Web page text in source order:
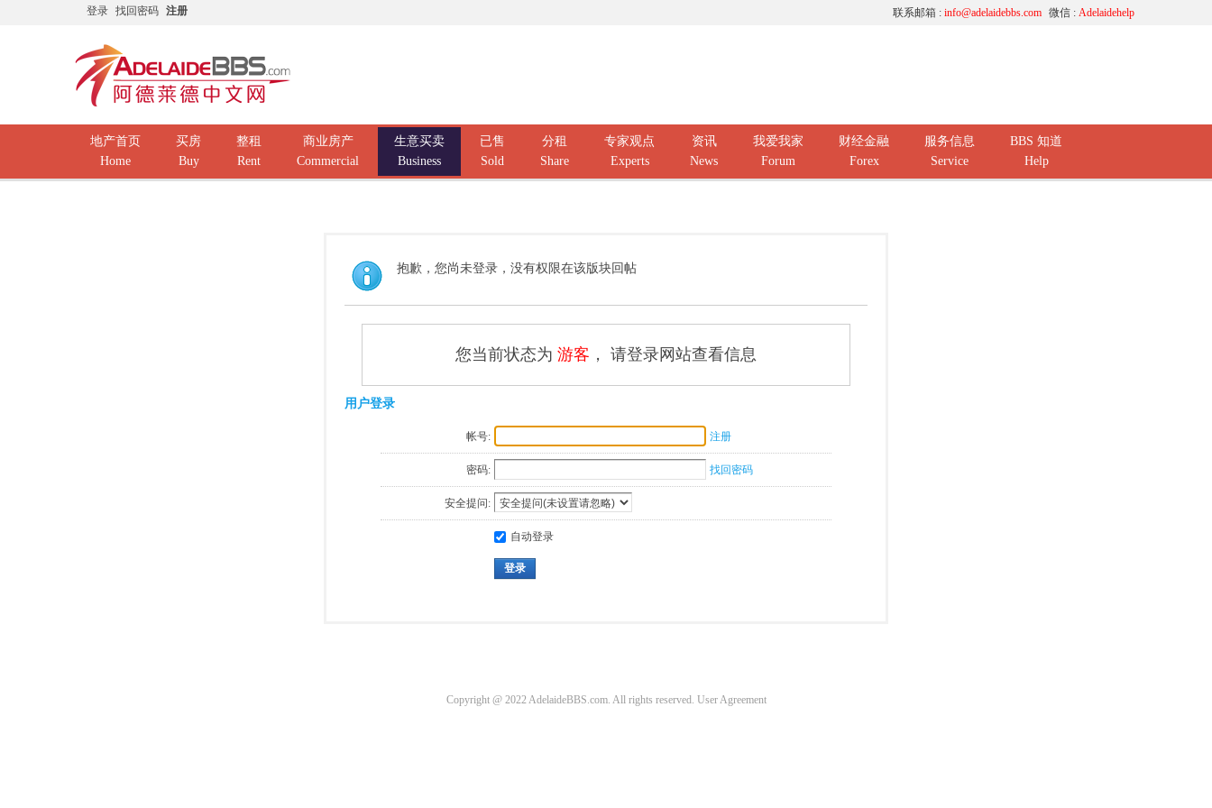
登录 找回密码 注册 微信 : Adelaidehelp
联系邮箱 : info@adelaidebbs.com
地产首页
Home
买房
Buy
整租
Rent
商业房产
Commercial
生意买卖
Business
已售
Sold
分租
Share
专家观点
Experts
资讯
News
我爱我家
Forum
财经金融
Forex
服务信息
Service
BBS 知道
Help
抱歉，您尚未登录，没有权限在该版块回帖
您当前状态为 游客 ， 请登录网站查看信息
用户登录
帐号: 注册
密码: 找回密码
安全提问:
自动登录
登录
Copyright @ 2022 AdelaideBBS.com. All rights reserved. User Agreement